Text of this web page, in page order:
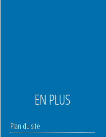
EN PLUS
Plan du site